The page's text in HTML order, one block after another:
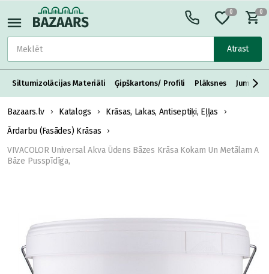
Atrast
0 0
Siltumizolācijas Materiāli Ģipškartons/ Profili Plāksnes Jumta
Bazaars.lv Katalogs
Krāsas, Lakas, Antiseptiķi, Eļļas
Ārdarbu (Fasādes) Krāsas
VIVACOLOR Universal Akva Ūdens Bāzes Krāsa Kokam Un Metālam A
Bāze Pusspīdīga,